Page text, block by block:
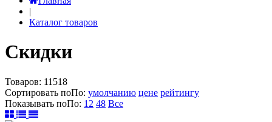
|
Каталог товаров
Скидки
Товаров: 11518
Сортировать поПо: умолчанию цене рейтингу
Показывать поПо: 12 48 Все